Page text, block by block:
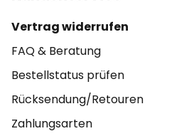
Vertrag widerrufen
FAQ & Beratung
Bestellstatus prüfen
Rücksendung/Retouren
Zahlungsarten